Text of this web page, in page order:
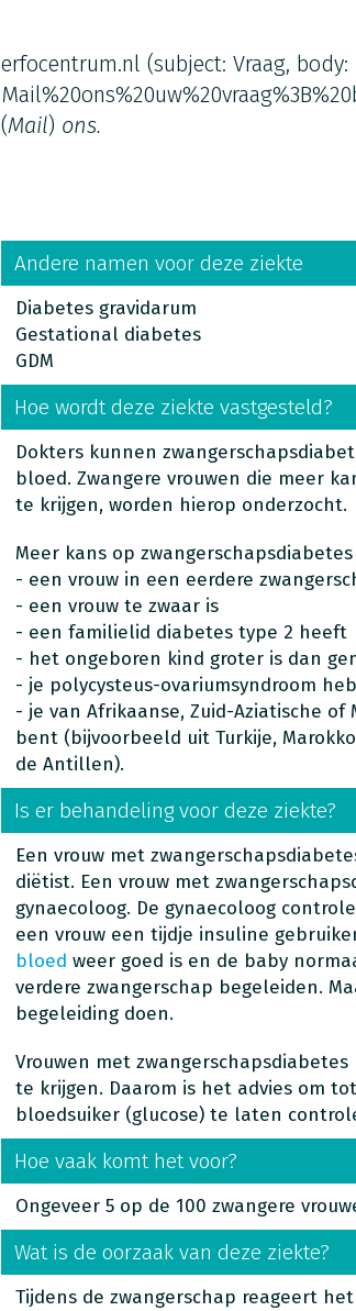
erfocentrum.nl (subject: Vraag, body:
(Mail) ons.
Andere namen voor deze ziekte
Diabetes gravidarum
Gestational diabetes
GDM
Hoe wordt deze ziekte vastgesteld?
Dokters kunnen
bloed. Zwangere vrouwen die meer
te krijgen, worden hierop onderzocht.
Meer kans op
- een vrouw in een eerdere
- een vrouw te zwaar is
- een familielid diabetes type 2 heeft
- het ongeboren kind groter is dan
- je polycysteus-ovariumsyndroom
- je van Afrikaanse, Zuid-Aziatische
bent (bijvoorbeeld uit Turkije,
de Antillen).
Is er behandeling voor deze ziekte?
Een vrouw met
diëtist. Een vrouw met
gynaecoloog. De gynaecoloog
een vrouw een tijdje insuline
bloed weer goed is en de baby
verdere zwangerschap begeleiden.
begeleiding doen.
Vrouwen met
te krijgen. Daarom is het advies om
bloedsuiker (glucose) te laten
Hoe vaak komt het voor?
Ongeveer 5 op de 100 zwangere
Wat is de oorzaak van deze ziekte?
Tijdens de zwangerschap reageert